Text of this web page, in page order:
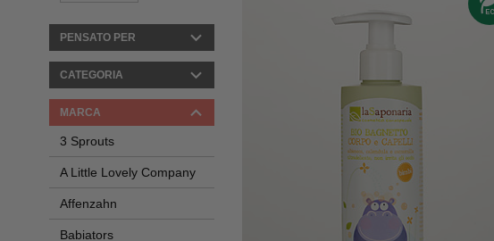
PENSATO PER
CATEGORIA
MARCA
3 Sprouts
A Little Lovely Company
Affenzahn
Babiators